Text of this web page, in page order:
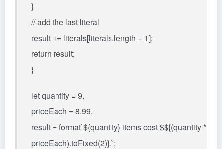
}
// add the last literal
result += literals[literals.length – 1];
return result;
}
let quantity = 9,
priceEach = 8.99,
result = format`${quantity} items cost $${(quantity *
priceEach).toFixed(2)}.`;